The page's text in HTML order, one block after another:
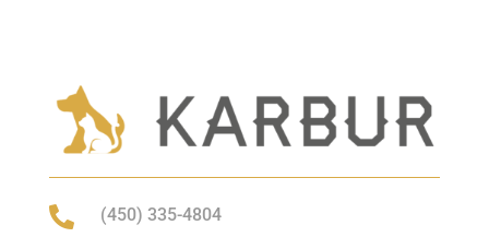
 (450) 335-4804